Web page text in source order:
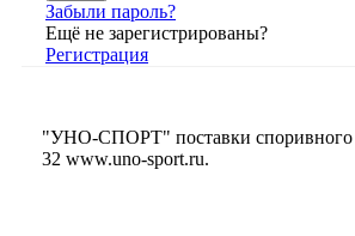
Забыли пароль?
Ещё не зарегистрированы?
Регистрация
"УНО-СПОРТ" поставки споривного
32 www.uno-sport.ru.